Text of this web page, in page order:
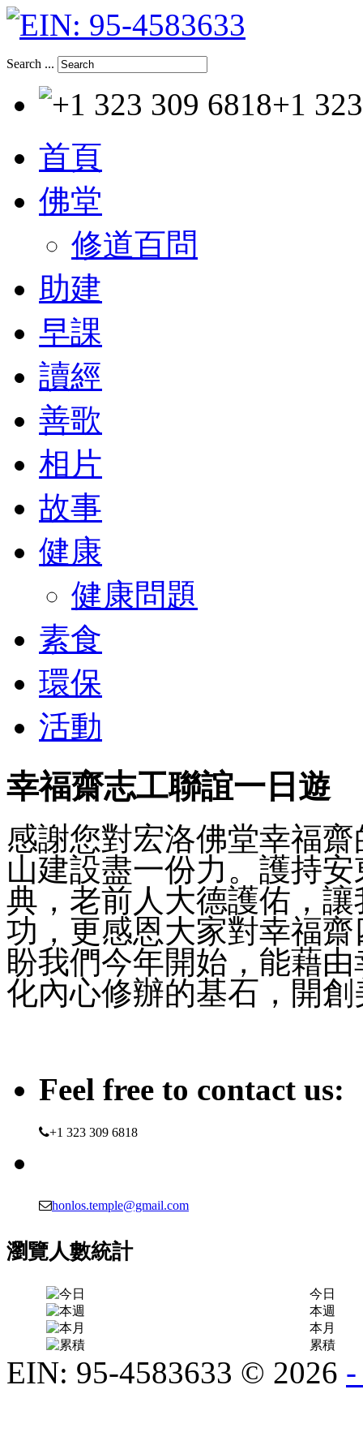
Search ...
+1
首頁
佛堂
修道百問
助建
早課
讀經
善歌
相片
故事
健康
健康問題
素食
環保
活動
幸福齋志工聯誼一日遊
感謝您對宏洛佛堂幸福
山建設盡一份力。護持
典，老前人大德護佑，
功，更感恩大家對幸福
盼我們今年開始，能藉
化內心修辦的基石，開
Feel free to contact us:
+1 323 309 6818
honlos.temple@gmail.com
瀏覽人數統計
今日
本週
本月
累積
EIN: 95-4583633 © 2026